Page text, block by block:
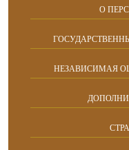
О
НЕЗАВИСИМАЯ